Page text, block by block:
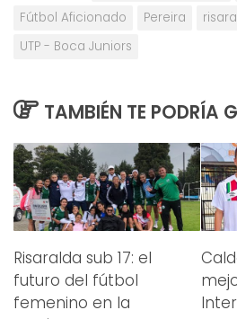
Fútbol Aficionado
Pereira
UTP - Boca Juniors
TAMBIÉN TE PODRÍA
Risaralda sub 17: el
futuro del fútbol
femenino en la